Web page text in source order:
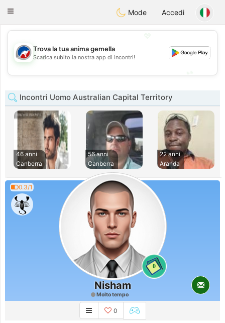
AustraliaChat
Toggle
Mode Accedi
💖
💕
Trova la tua anima gemella
Scarica subito la nostra app di incontri!
Incontri Uomo Australian Capital Territory
46 anni
Canberra
56 anni
Canberra
22 anni
Aranda
0.3/1
0
Nisham
Molto tempo
0